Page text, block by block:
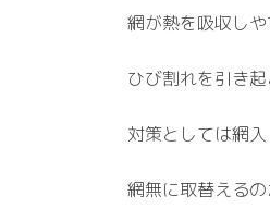
網が熱を吸収し
ひび割れを引き起
対策としては網
網無に取替える